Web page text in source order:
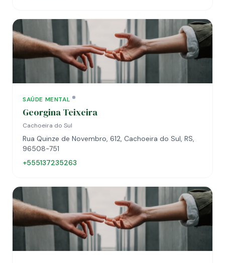
SAÚDE MENTAL
Georgina Teixeira
Cachoeira do Sul
Rua Quinze de Novembro, 612, Cachoeira do Sul, RS,
96508-751
+555137235263